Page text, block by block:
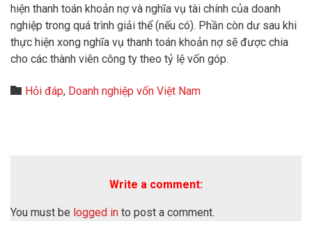
hiện thanh toán khoản nợ và nghĩa vụ tài chính của doanh
nghiệp trong quá trình giải thể (nếu có). Phần còn dư sau khi
thực hiện xong nghĩa vụ thanh toán khoản nợ sẽ được chia
cho các thành viên công ty theo tỷ lệ vốn góp.
 Category
Hỏi đáp, Doanh nghiệp vốn Việt Nam
Write a comment:
You must be logged in to post a comment.